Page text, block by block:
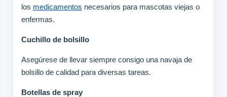
los medicamentos necesarios para mascotas viejas o
enfermas.
Cuchillo de bolsillo
Asegúrese de llevar siempre consigo una navaja de
bolsillo de calidad para diversas tareas.
Botellas de spray